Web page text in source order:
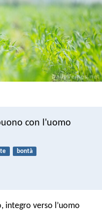
con l'uomo
bontà
integro verso l’uomo